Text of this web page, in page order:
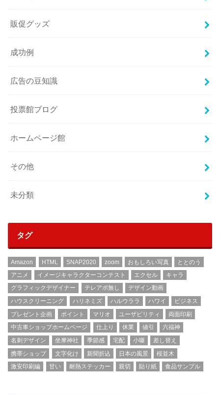
販促グッズ
成功例
広告の豆知識
投票館ブログ
ホームページ館
その他
未分類
タグ
Amazon HTML SNAP2020 zoom おもしろい写真
ととのう
アニメ
イメージキャラクターコンテスト エクセル
キャラ
グラフィックデザイナー
テレアポ無し
デザイン動画
ハウスクリーニング
ハリネミズ ハルウララ ハワイ
ビジネス
プレゼント企画
ポイント マリオ ユーザビリティ
両面印刷
中古車ショップホームページ
仕上り 休業 値引
六福神
名刺デザイン
坐摩神社 季節感 宅配 小噺
差し替え
携帯ショップ
文字化け 新聞折込 日本の風景
桜並木
激安印刷編
甘い 耐熱ステッカー 親切 貼り紙 食品サンプル